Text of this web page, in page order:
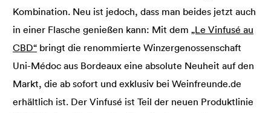
Kombination. Neu ist jedoch, dass man beides jetzt auch
in einer Flasche genießen kann: Mit dem „Le Vinfusé au
CBD“ bringt die renommierte Winzergenossenschaft
Uni-Médoc aus Bordeaux eine absolute Neuheit auf den
Markt, die ab sofort und exklusiv bei Weinfreunde.de
erhältlich ist. Der Vinfusé ist Teil der neuen Produktlinie